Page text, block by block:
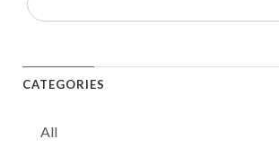
CATEGORIES
All